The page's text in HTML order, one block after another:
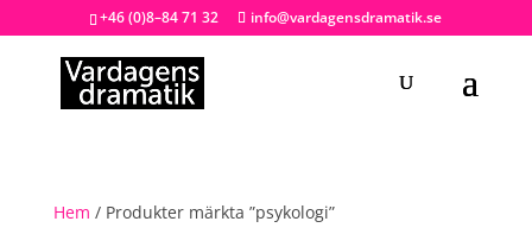
+46 (0)8–84 71 32 info@vardagensdramatik.se
Hem / Produkter märkta ”psykologi”